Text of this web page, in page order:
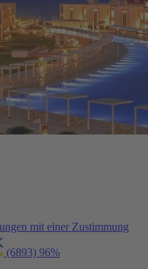
mit einer Zustimmung
(6893) 96%